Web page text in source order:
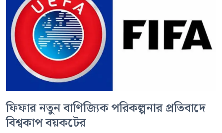
ফিফার নতুন বাণিজ্যিক পরিকল্পনার প্রতিবাদে
বিশ্বকাপ বয়কটের